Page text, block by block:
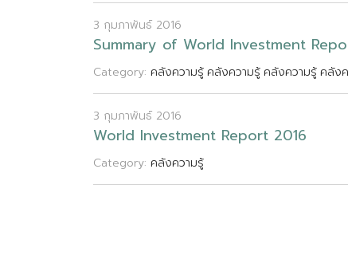
3 กุมภาพันธ์ 2016
Summary of World Investment Repo
Category: คลังความรู้คลังความรู้คลังความรู้คลัง
3 กุมภาพันธ์ 2016
World Investment Report 2016
Category: คลังความรู้